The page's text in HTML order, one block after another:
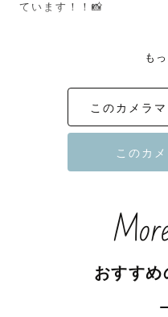
ています！！📸
栃木県出身で、現在は兵
学生としてお勉強をしな
として、活動中です！！📸
僕の長所は元気いっぱい
せてもらいます！！
も
このカメラ
おすすめ